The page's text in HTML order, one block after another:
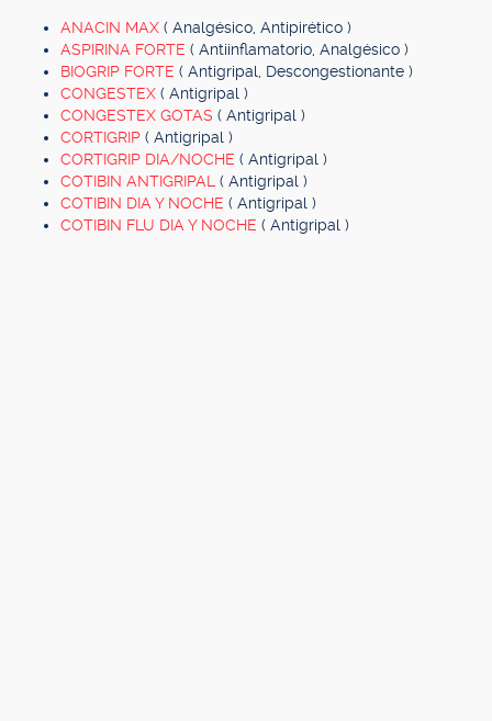
ANACIN MAX ( Analgésico, Antipirético )
ASPIRINA FORTE ( Antiinflamatorio, Analgésico )
BIOGRIP FORTE ( Antigripal, Descongestionante )
CONGESTEX ( Antigripal )
CONGESTEX GOTAS ( Antigripal )
CORTIGRIP ( Antigripal )
CORTIGRIP DIA/NOCHE ( Antigripal )
COTIBIN ANTIGRIPAL ( Antigripal )
COTIBIN DIA Y NOCHE ( Antigripal )
COTIBIN FLU DIA Y NOCHE ( Antigripal )